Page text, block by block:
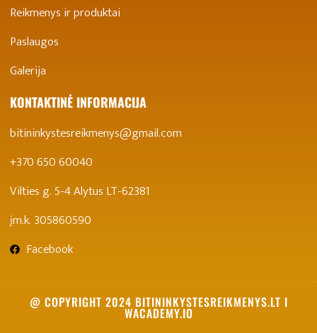
Reikmenys ir produktai
Paslaugos
Galerija
KONTAKTINĖ INFORMACIJA
bitininkystesreikmenys@gmail.com
+370 650 60040
Vilties g. 5-4 Alytus LT-62381
įm.k. 305860590
Facebook
@ COPYRIGHT 2024 BITININKYSTESREIKMENYS.LT I
WACADEMY.IO